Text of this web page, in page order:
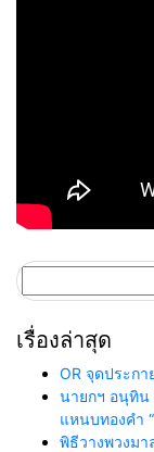
สำหรับ:
เรื่องล่าสุด
OR จุดประก
นายกฯ อนุทิน
แหนบทองคำ
พิธีวางพวงมา